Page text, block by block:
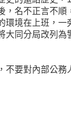
，名不正言不
環境在上班，
大同分局改列
不要對內部公